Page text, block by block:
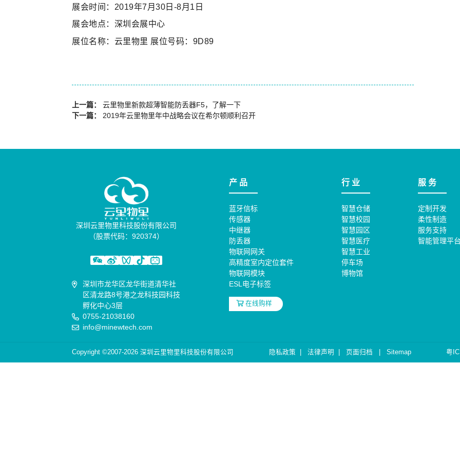
展会时间：2019年7月30日-8月1日
展会地点：深圳会展中心
展位名称：云里物里 展位号码：9D89
上一篇：
云里物里新款超薄智能防丢器F5，了解一下
下一篇：
2019年云里物里年中战略会议在希尔顿顺利召开
深圳云里物里科技股份有限公司
（股票代码：920374）
深圳市龙华区龙华街道清华社
区清龙路8号港之龙科技园科技
孵化中心3层
0755-21038160
info@minewtech.com
产 品
蓝牙信标
传感器
中继器
防丢器
物联网网关
高精度室内定位套件
物联网模块
ESL电子标签
在线购样
行 业
智慧仓储
智慧校园
智慧园区
智慧医疗
智慧工业
停车场
博物馆
服 务
定制开发
柔性制造
服务支持
智能管理平
Copyright ©2007-2026 深圳云里物里科技股份有限公司 隐私政策 法律声明 页面归档 Sitemap 粤